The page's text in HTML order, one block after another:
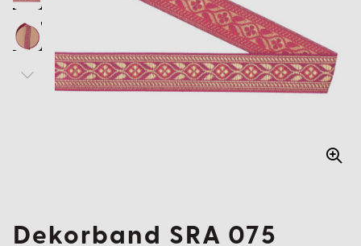
Dekorband SRA 075